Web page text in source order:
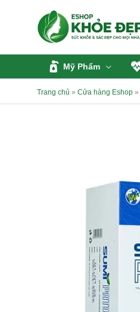
Mỹ Phẩm
Trang chủ » Cửa hàng Eshop »